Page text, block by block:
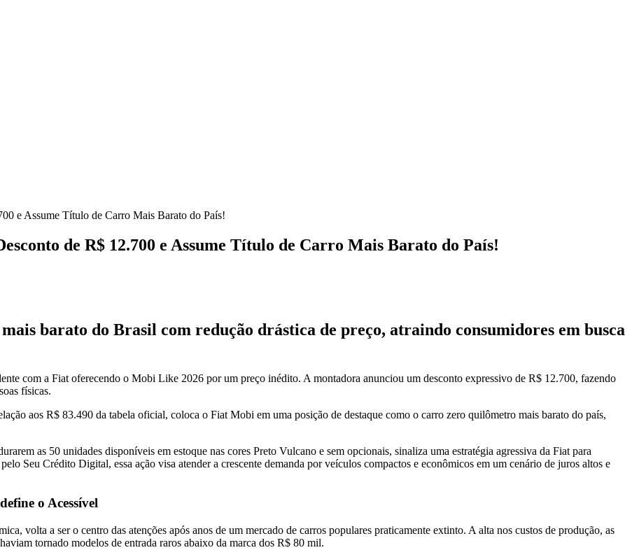
e Assume Título de Carro Mais Barato do País!
de R$ 12.700 e Assume Título de Carro Mais Barato do País!
barato do Brasil com redução drástica de preço, atraindo consumidores em busca
com a Fiat oferecendo o Mobi Like 2026 por um preço inédito. A montadora anunciou um desconto expressivo de R$ 12.700, fazendo
físicas.
aos R$ 83.490 da tabela oficial, coloca o Fiat Mobi em uma posição de destaque como o carro zero quilômetro mais barato do país,
as 50 unidades disponíveis em estoque nas cores Preto Vulcano e sem opcionais, sinaliza uma estratégia agressiva da Fiat para
Seu Crédito Digital, essa ação visa atender a crescente demanda por veículos compactos e econômicos em um cenário de juros altos e
o Acessível
volta a ser o centro das atenções após anos de um mercado de carros populares praticamente extinto. A alta nos custos de produção, as
tornado modelos de entrada raros abaixo da marca dos R$ 80 mil.